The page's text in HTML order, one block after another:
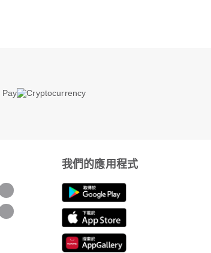
我們的應用程式